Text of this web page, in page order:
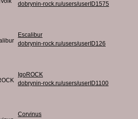
dobrynin-rock.ru/users/userID1575
Escalibur
dobrynin-rock.ru/users/userID126
IgoROCK
dobrynin-rock.ru/users/userID1100
Corvinus